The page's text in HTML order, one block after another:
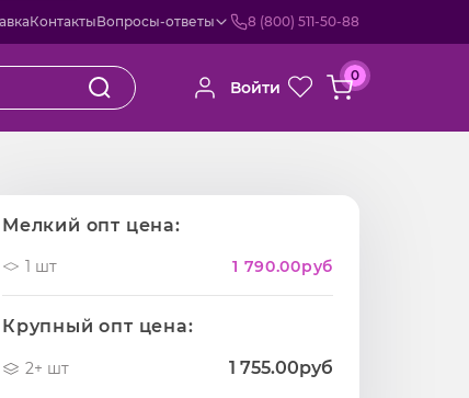
КонтактыВопросы-ответы 8 (800) 511-50-88
Войти
0
Мелкий опт цена:
1 шт 1 790.00руб
Крупный опт цена:
2+ шт 1 755.00руб